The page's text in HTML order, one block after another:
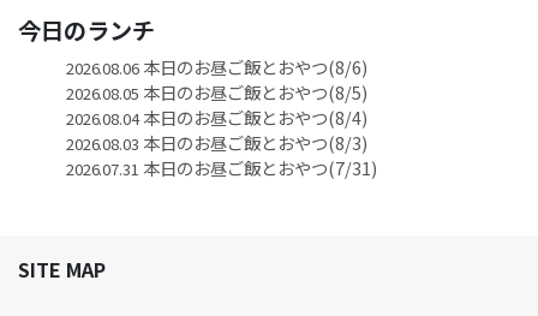
今日のランチ
2026.08.06本日のお昼ご飯とおやつ(8/6)
2026.08.05 本日のお昼ご飯とおやつ(8/5)
2026.08.04本日のお昼ご飯とおやつ(8/4)
2026.08.03 本日のお昼ご飯とおやつ(8/3)
2026.07.31 本日のお昼ご飯とおやつ(7/31)
SITE MAP